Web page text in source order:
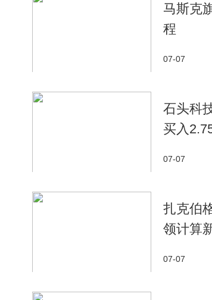
马斯克
程
07-07
石头科
买入
07-07
扎克伯
领计算
07-07